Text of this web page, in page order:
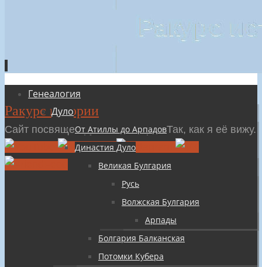
Ракурс истории
Сайт посвящен русской истории Так, как я её вижу.
Перейти
к
содержимому
Генеалогия
Дуло
От Атиллы до Арпадов
Династия Дуло
Великая Булгария
Русь
Волжская Булгария
Арпады
Болгария Балканская
Потомки Кубера